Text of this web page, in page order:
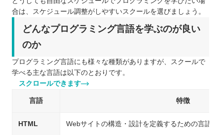
合は、スケジュール調整がしやすいスクールを選びましょう。
どんなプログラミング言語を学ぶのが良い
のか
プログラミング言語にも様々な種類がありますが、スクールで
学べる主な言語は以下のとおりです。
スクロールできます
言語 特徴
HTML Webサイトの構造・設計を定義するための言語